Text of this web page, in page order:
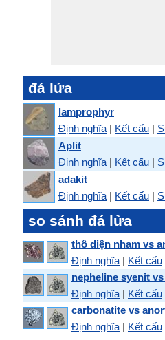
đá lửa
lamprophyr
Định nghĩa | Kết cấu |
Aplit
Định nghĩa | Kết cấu |
adakit
Định nghĩa | Kết cấu |
so sánh đá lửa
thô diện nham vs
Định nghĩa | Kết cấu
nepheline syenit
Định nghĩa | Kết cấu
carbonatite vs
Định nghĩa | Kết cấu